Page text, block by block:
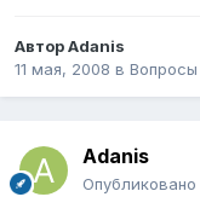
АвторAdanis
11 мая, 2008 в
Adanis
Опубликовано